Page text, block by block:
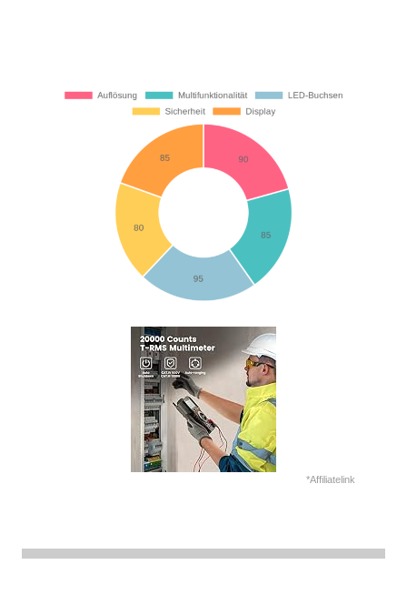
*Affiliatelink